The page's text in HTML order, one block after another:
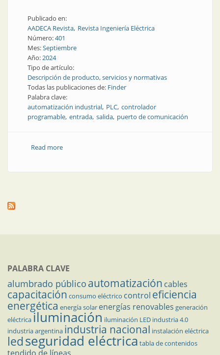
Publicado en:
AADECA Revista Revista Ingeniería Eléctrica
Número:401
Mes:Septiembre
Año:2024
Tipo de artículo:
Descripción de producto, servicios y normativas
Todas las publicaciones de: Finder
Palabra clave:
automatización industrial PLC controlador
programable entrada salida puerto de comunicación
Read moreabout Más módulos, más automatización
PALABRA CLAVE
alumbrado público automatización cables
capacitación consumo eléctrico control eficiencia
energética energía solar energías renovables generación
eléctricailuminación iluminación LED industria 4.0
industria argentina industria nacional instalación eléctrica
ledseguridad eléctrica tabla de contenidos